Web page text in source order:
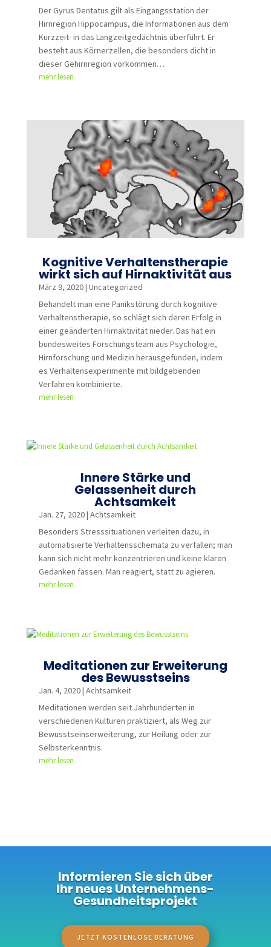
Der Gyrus Dentatus gilt als Eingangsstation der
Hirnregion Hippocampus, die Informationen aus dem
Kurzzeit- in das Langzeitgedächtnis überführt. Er
besteht aus Körnerzellen, die besonders dicht in
dieser Gehirnregion vorkommen…
mehr lesen
Kognitive Verhaltenstherapie
wirkt sich auf Hirnaktivität aus
März 9, 2020| Uncategorized
Behandelt man eine Panikstörung durch kognitive
Verhaltenstherapie, so schlägt sich deren Erfolg in
einer geänderten Hirnaktivität nieder. Das hat ein
bundesweites Forschungsteam aus Psychologie,
Hirnforschung und Medizin herausgefunden, indem
es Verhaltensexperimente mit bildgebenden
Verfahren kombinierte.
mehr lesen
Innere Stärke und
Gelassenheit durch
Achtsamkeit
Jan. 27, 2020| Achtsamkeit
Besonders Stresssituationen verleiten dazu, in
automatisierte Verhaltensschemata zu verfallen; man
kann sich nicht mehr konzentrieren und keine klaren
Gedanken fassen. Man reagiert, statt zu agieren.
mehr lesen
Meditationen zur Erweiterung
des Bewusstseins
Jan. 4, 2020| Achtsamkeit
Meditationen werden seit Jahrhunderten in
verschiedenen Kulturen praktiziert, als Weg zur
Bewusstseinserweiterung, zur Heilung oder zur
Selbsterkenntnis.
mehr lesen
Informieren Sie sich über
Ihr neues Unternehmens-
Gesundheitsprojekt
JETZT KOSTENLOSE BERATUNG